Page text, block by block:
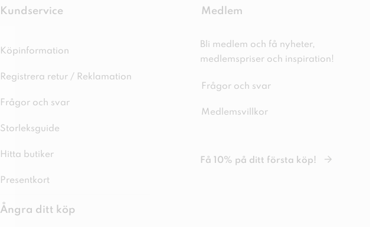
Kundservice
Köpinformation
Registrera retur / Reklamation
Frågor och svar
Storleksguide
Hitta butiker
Presentkort
Ångra ditt köp
Medlem
Bli medlem och få nyheter,
medlemspriser och inspiration!
Frågor och svar
Medlemsvillkor
Få 10% på ditt första köp!